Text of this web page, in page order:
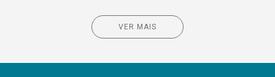
VER MAIS